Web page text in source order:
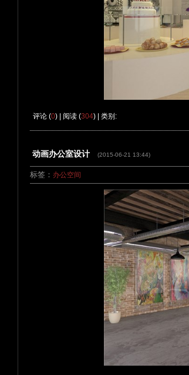
评论 (0) | 阅读 (304) | 类别:
动画办公室设计 (2015-06-21 13:44)
标签： 办公空间